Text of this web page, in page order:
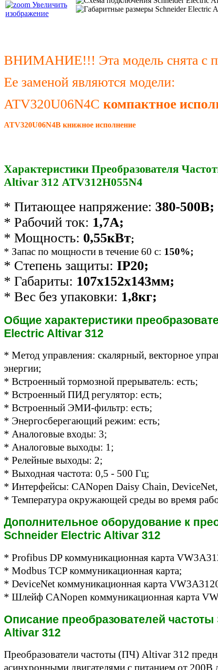
Увеличить
изображение
ВНИМАНИЕ!!! Эта модель снята с
Ее заменой являются модели:
ATV320U06N4C компактное
ATV320U06N4B книжное исполнение
Характеристики Преобразователя
Altivar 312 ATV312H055N4
* Питающее напряжение: 380-500В;
* Рабочий ток: 1,7А;
* Мощность: 0,55кВт;
* Запас по мощности в течение 60 с: 150%;
* Степень защиты: IP20;
* Габариты: 107х152х143мм;
* Вес без упаковки: 1,8кг;
Общие характеристики
Electric Altivar 312
* Метод управления: скалярный, векторное
энергии;
* Встроенный тормозной прерыватель: есть;
* Встроенный ПИД регулятор: есть;
* Встроенный ЭМИ-фильтр: есть;
* Энергосберегающий режим: есть;
* Аналоговые входы: 3;
* Аналоговые выходы: 1;
* Релейные выходы: 2;
* Выходная частота: 0,5 - 500 Гц;
* Интерфейсы: CANopen Daisy Chain,
* Температура окружающей среды во время
Дополнительное оборудование к
Schneider Electric Altivar 312
* Profibus DP коммуникационная карта
* Modbus TCP коммуникационная карта;
* DeviceNet коммуникационная карта
* Шлейф CANopen коммуникационная карта
Описание преобразователей
Altivar 312
Преобразователи частоты (ПЧ) Altivar 312